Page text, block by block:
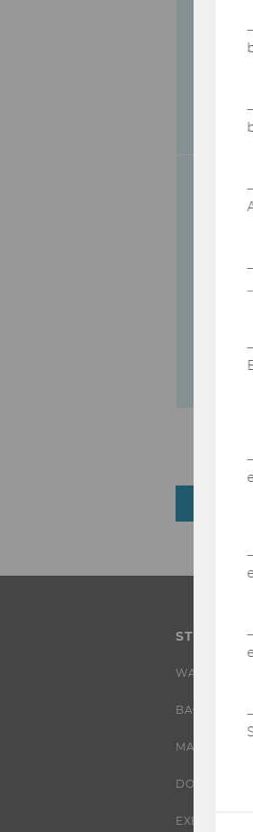
STUDIUM
WARUM WU?
BACHELOR
MASTER
DOKTORAT /
EXECUTIVE